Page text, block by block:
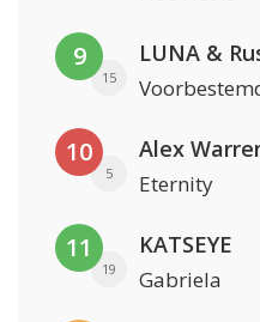
9
15
LUNA &
10
5
Alex
Eternity
11
19
KATSEYE
Gabriela